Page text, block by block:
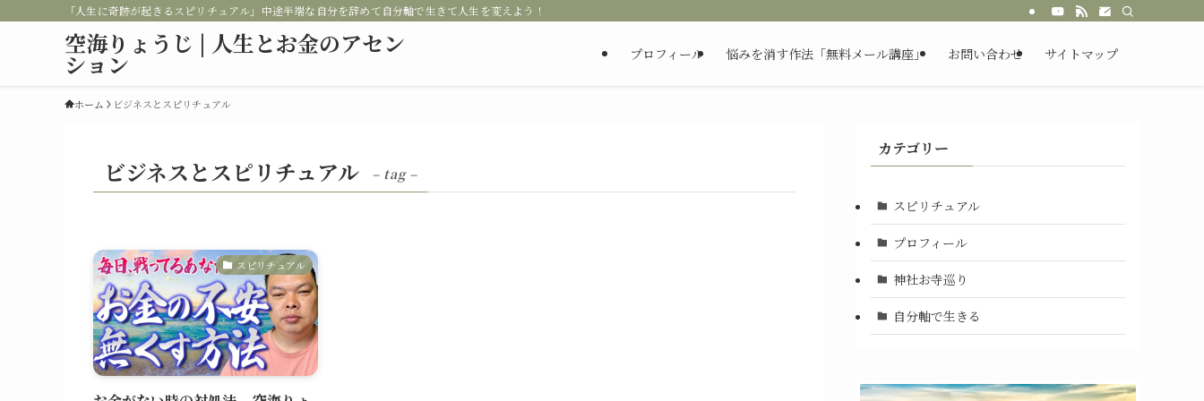
「人生に奇跡が起きるスピリチュアル」中途半端な自分を辞めて自分軸で生きて人生を変えよう！
空海りょうじ | 人生とお金のアセン
ション プロフィール 悩みを消す作法「無料メール講座」 お問い合わせ サイトマップ
ホーム ビジネスとスピリチュアル
ビジネスとスピリチュアル – tag –
スピリチュアル
カテゴリー
スピリチュアル
プロフィール
神社お寺巡り
自分軸で生きる